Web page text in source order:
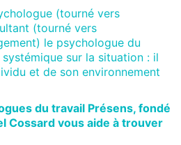
(tourné vers
(tourné vers
le psychologue du
sur la situation : il
et de son environnement
du travail Présens, fondé
Cossard vous aide à trouver